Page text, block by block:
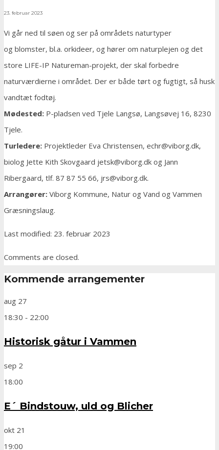
23. februar 2023
Vi går ned til søen og ser på områdets naturtyper
og blomster, bl.a. orkideer, og hører om naturplejen og det
store LIFE-IP Natureman-projekt, der skal forbedre
naturværdierne i området. Der er både tørt og fugtigt, så husk
vandtæt fodtøj.
Mødested: P-pladsen ved Tjele Langsø, Langsøvej 16, 8230
Tjele.
Turledere: Projektleder Eva Christensen, echr@viborg.dk,
biolog Jette Kith Skovgaard jetsk@viborg.dk og Jann
Ribergaard, tlf. 87 87 55 66, jrs@viborg.dk.
Arrangører: Viborg Kommune, Natur og Vand og Vammen
Græsningslaug.
Last modified: 23. februar 2023
Comments are closed.
Kommende arrangementer
aug 27
18:30 - 22:00
Historisk gåtur i Vammen
sep 2
18:00
E´ Bindstouw, uld og Blicher
okt 21
19:00